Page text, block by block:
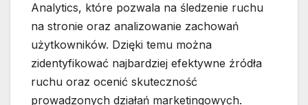
Analytics, które pozwala na śledzenie ruchu
na stronie oraz analizowanie zachowań
użytkowników. Dzięki temu można
zidentyfikować najbardziej efektywne źródła
ruchu oraz ocenić skuteczność
prowadzonych działań marketingowych.